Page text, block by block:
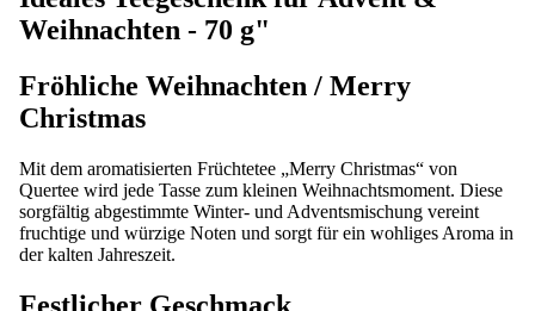
Weihnachten - 70 g"
Fröhliche Weihnachten / Merry
Christmas
Mit dem aromatisierten Früchtetee „Merry Christmas“ von
Quertee wird jede Tasse zum kleinen Weihnachtsmoment. Diese
sorgfältig abgestimmte Winter- und Adventsmischung vereint
fruchtige und würzige Noten und sorgt für ein wohliges Aroma in
der kalten Jahreszeit.